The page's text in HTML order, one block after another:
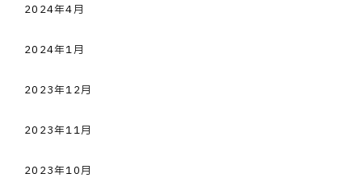
2024年4月
2024年1月
2023年12月
2023年11月
2023年10月